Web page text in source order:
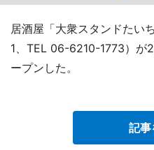
居酒屋「大衆スタンドたい
1、TEL 06-6210-1773）が
ープンした。
記事